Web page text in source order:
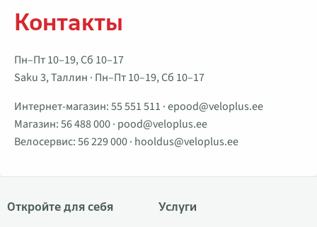
Контакты
Пн–Пт 10–19, Сб 10–17
Saku 3, Таллин · Пн–Пт 10–19, Сб 10–17
Интернет-магазин:55 551 511 ·epood@veloplus.ee
Магазин:56 488 000· pood@veloplus.ee
Велосервис:56 229 000· hooldus@veloplus.ee
Откройте для себя Услуги